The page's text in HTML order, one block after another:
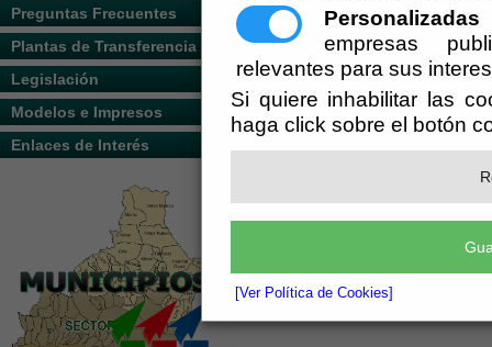
Personalizadas
empresas
relevantes para sus
Si quiere inhabilitar las
haga click sobre el botón
[Ver Política de Cookies]
Preguntas Frecuentes
Plantas de Transferencia
Legislación
Modelos e Impresos
Enlaces de Interés
https://www.dipalme.org/Servicios/